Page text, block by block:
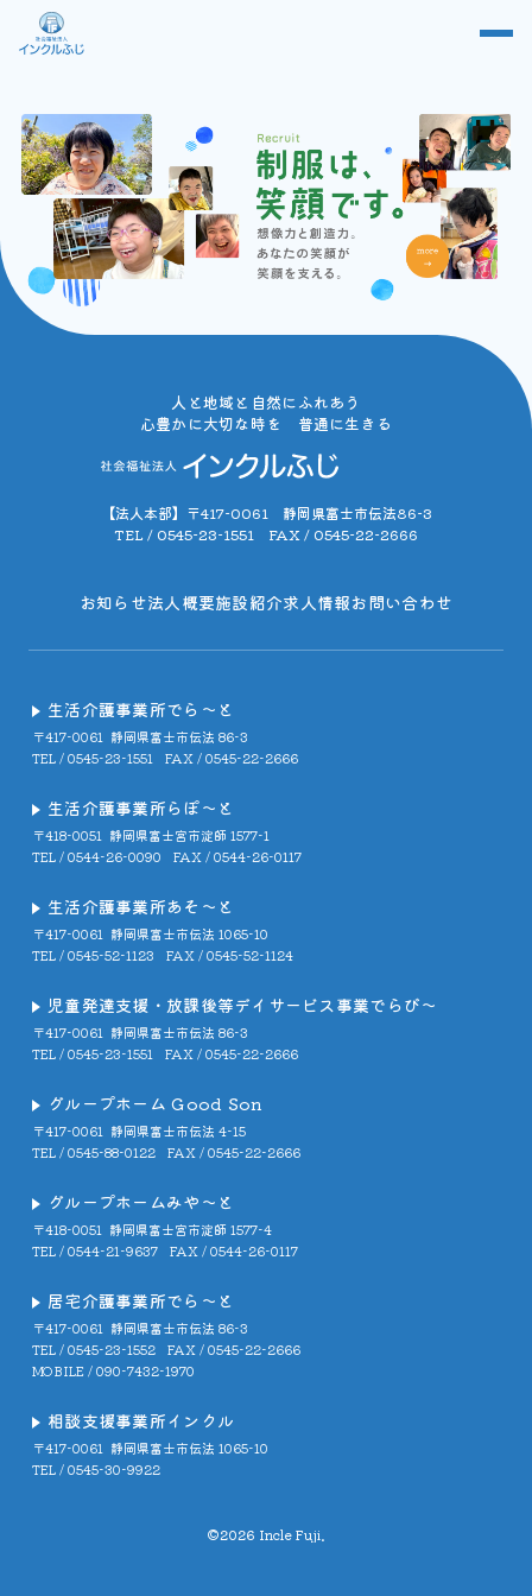
人と地域と自然にふれあう
心豊かに大切な時を 普通に生きる
【法人本部】〒417-0061 静岡県富士市伝法86-3
TEL / 0545-23-1551 FAX / 0545-22-2666
お知らせ法人概要施設紹介求人情報お問い合わせ
生活介護事業所でら～と
〒417-0061 静岡県富士市伝法 86-3
TEL / 0545-23-1551
FAX / 0545-22-2666
生活介護事業所らぽ～と
〒418-0051 静岡県富士宮市淀師 1577-1
TEL / 0544-26-0090
FAX / 0544-26-0117
生活介護事業所あそ～と
〒417-0061 静岡県富士市伝法 1065-10
TEL / 0545-52-1123
FAX / 0545-52-1124
児童発達支援・放課後等デイサービス事業でらび～
〒417-0061 静岡県富士市伝法 86-3
TEL / 0545-23-1551
FAX / 0545-22-2666
グループホーム Good Son
〒417-0061 静岡県富士市伝法 4-15
TEL / 0545-88-0122
FAX / 0545-22-2666
グループホームみや～と
〒418-0051 静岡県富士宮市淀師 1577-4
TEL / 0544-21-9637
FAX / 0544-26-0117
居宅介護事業所でら～と
〒417-0061 静岡県富士市伝法 86-3
TEL / 0545-23-1552
FAX / 0545-22-2666
MOBILE / 090-7432-1970
相談支援事業所インクル
〒417-0061 静岡県富士市伝法 1065-10
TEL / 0545-30-9922
©2026 Incle Fuji.